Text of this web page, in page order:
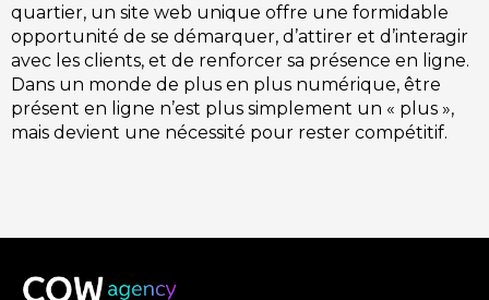
quartier, un site web unique offre une formidable
opportunité de se démarquer, d’attirer et d’interagir
avec les clients, et de renforcer sa présence en ligne.
Dans un monde de plus en plus numérique, être
présent en ligne n’est plus simplement un « plus »,
mais devient une nécessité pour rester compétitif.